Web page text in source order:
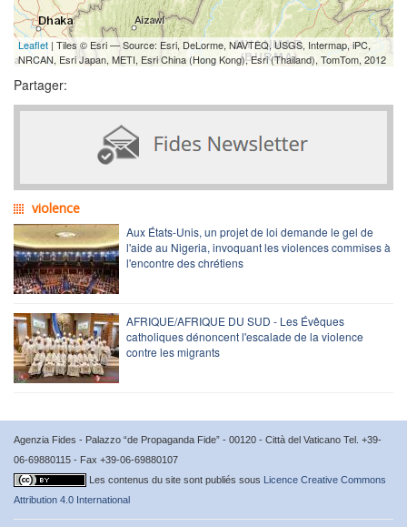
Leaflet | Tiles © Esri — Source: Esri, DeLorme, NAVTEQ, USGS, Intermap, iPC,
NRCAN, Esri Japan, METI, Esri China (Hong Kong), Esri (Thailand), TomTom, 2012
Partager:
violence
Aux États-Unis, un projet de loi demande le gel de
l'aide au Nigeria, invoquant les violences commises à
l'encontre des chrétiens
AFRIQUE/AFRIQUE DU SUD - Les Évêques
catholiques dénoncent l'escalade de la violence
contre les migrants
Agenzia Fides - Palazzo “de Propaganda Fide” - 00120 - Città del Vaticano Tel. +39-
06-69880115 - Fax +39-06-69880107
Les contenus du site sont publiés sous Licence Creative Commons
Attribution 4.0 International